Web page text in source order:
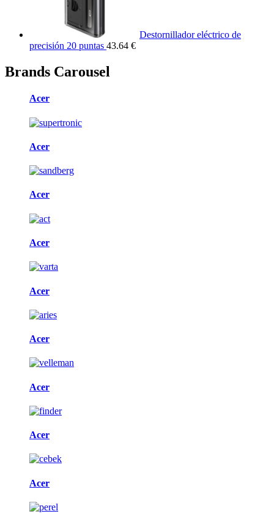
Destornillador eléctrico de
precisión 20 puntas 43.64 €
Brands Carousel
Acer
Acer
Acer
Acer
Acer
Acer
Acer
Acer
Acer